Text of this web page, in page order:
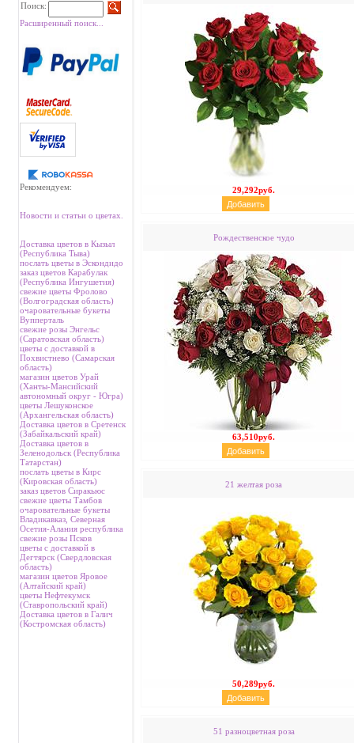
Поиск:
Расширенный поиск...
Рекомендуем:
Новости и статьи о цветах.
Доставка цветов в Кызыл
(Республика Тыва)
послать цветы в Эскондидо
заказ цветов Карабулак
(Республика Ингушетия)
свежие цветы Фролово
(Волгоградская область)
очаровательные букеты
Вупперталь
свежие розы Энгельс
(Саратовская область)
цветы с доставкой в
Похвистнево (Самарская
область)
магазин цветов Урай
(Ханты-Мансийский
автономный округ - Югра)
цветы Лешуконское
(Архангельская область)
Доставка цветов в Сретенск
(Забайкальский край)
Доставка цветов в
Зеленодольск (Республика
Татарстан)
послать цветы в Кирс
(Кировская область)
заказ цветов Сиракьюс
свежие цветы Тамбов
очаровательные букеты
Владикавказ, Северная
Осетия-Алания республика
свежие розы Псков
цветы с доставкой в
Дегтярск (Свердловская
область)
магазин цветов Яровое
(Алтайский край)
цветы Нефтекумск
(Ставропольский край)
Доставка цветов в Галич
(Костромская область)
29,292руб.
Рождественское чудо
63,510руб.
21 желтая роза
50,289руб.
51 разноцветная роза